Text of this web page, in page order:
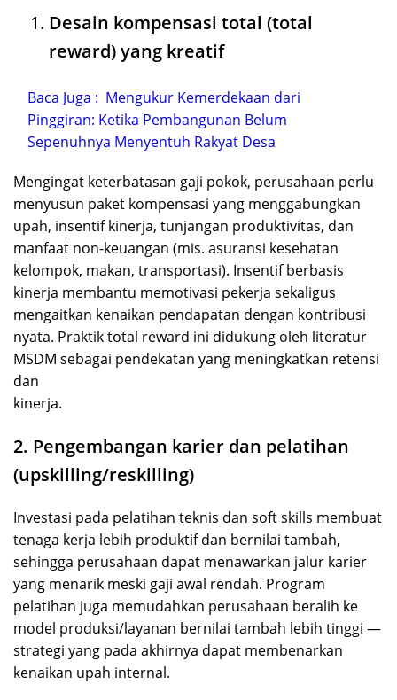
Desain kompensasi total (total
reward) yang kreatif
Baca Juga : Mengukur Kemerdekaan dari
Pinggiran: Ketika Pembangunan Belum
Sepenuhnya Menyentuh Rakyat Desa
Mengingat keterbatasan gaji pokok, perusahaan perlu
menyusun paket kompensasi yang menggabungkan
upah, insentif kinerja, tunjangan produktivitas, dan
manfaat non-keuangan (mis. asuransi kesehatan
kelompok, makan, transportasi). Insentif berbasis
kinerja membantu memotivasi pekerja sekaligus
mengaitkan kenaikan pendapatan dengan kontribusi
nyata. Praktik total reward ini didukung oleh literatur
MSDM sebagai pendekatan yang meningkatkan retensi
dan
kinerja.
2. Pengembangan karier dan pelatihan
(upskilling/reskilling)
Investasi pada pelatihan teknis dan soft skills membuat
tenaga kerja lebih produktif dan bernilai tambah,
sehingga perusahaan dapat menawarkan jalur karier
yang menarik meski gaji awal rendah. Program
pelatihan juga memudahkan perusahaan beralih ke
model produksi/layanan bernilai tambah lebih tinggi —
strategi yang pada akhirnya dapat membenarkan
kenaikan upah internal.